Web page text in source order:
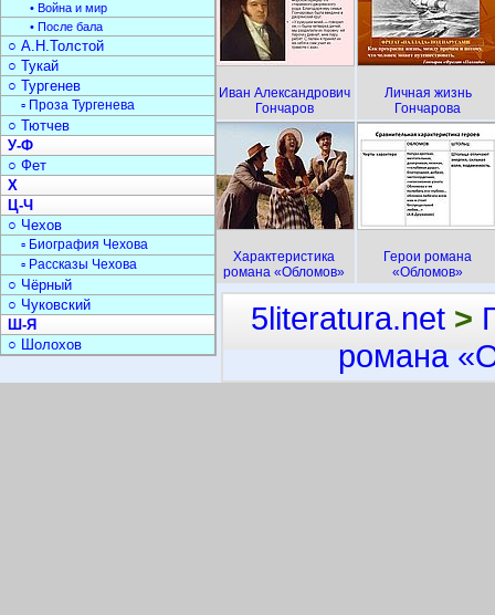
Иван Александрович
Гончаров
Личная жизнь
Гончарова
Характеристика
романа «Обломов»
Герои романа
«Обломов»
• Война и мир
• После бала
○ А.Н.Толстой
○ Тукай
○ Тургенев
▫ Проза Тургенева
○ Тютчев
У-Ф
○ Фет
Х
Ц-Ч
○ Чехов
▫ Биография Чехова
▫ Рассказы Чехова
○ Чёрный
○ Чуковский
Ш-Я
○ Шолохов
5literatura.net >
романа